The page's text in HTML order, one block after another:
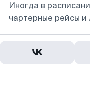
Иногда в
чартерные рейсы и